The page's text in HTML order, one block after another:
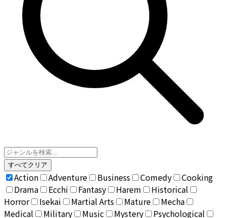
すべてクリア
Action Adventure Business Comedy
Cooking
Drama
Ecchi Fantasy Harem
Historical
Horror
Isekai Martial Arts Mature
Mecha
Medical
Military Music Mystery
Psychological